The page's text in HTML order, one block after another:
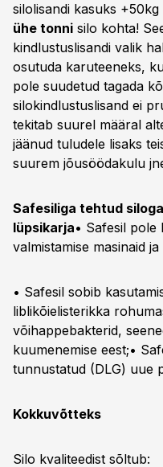
silolisandi kasuks
ühe tonni silo kohta!
kindlustuslisandi valik
osutuda karuteeneks,
pole suudetud tagada
silokindlustuslisand ei
tekitab suurel määral
jäänud tuludele lisaks
suurem jõusöödakulu
Safesiliga tehtud
lüpsikarja• Safesil pole
valmistamise masinaid
• Safesil sobib
liblikõielisterikka
võihappebakterid,
kuumenemise eest;•
tunnustatud (DLG) uue
Kokkuvõtteks
Silo kvaliteedist sõltub: